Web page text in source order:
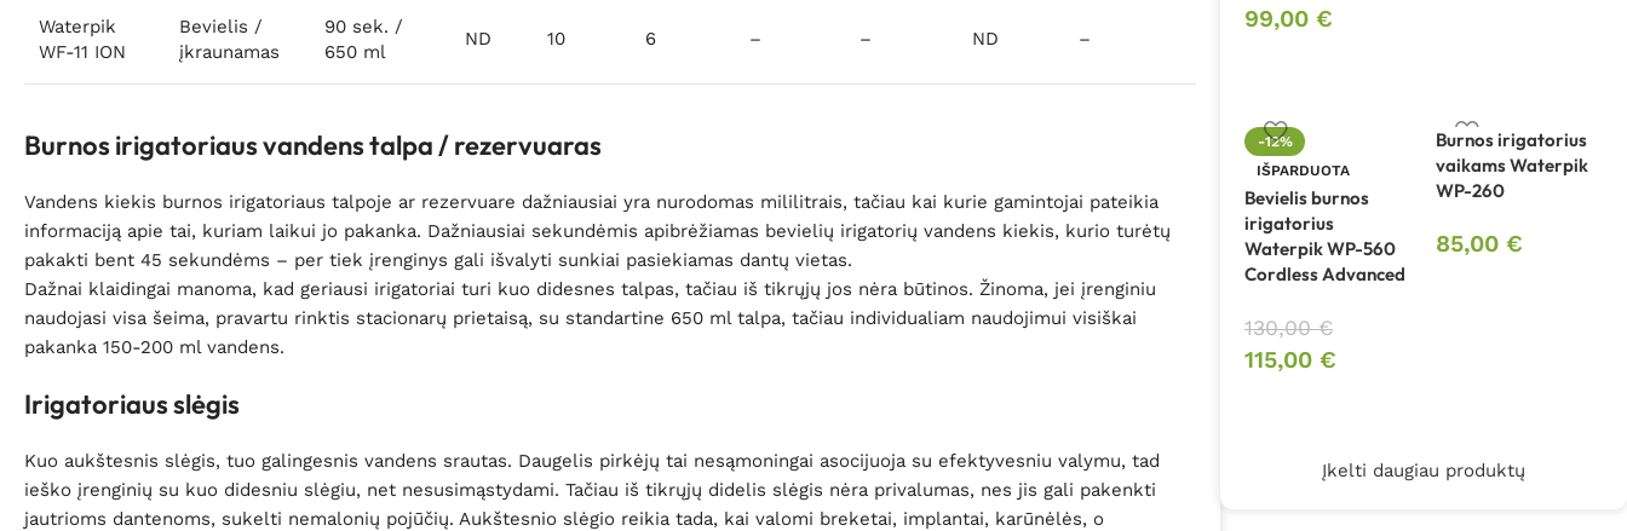
Waterpik
WF-11 ION
Bevielis /
įkraunamas
90 sek. /
650 ml
ND 10 6 – – ND –
Burnos irigatoriaus vandens talpa / rezervuaras
Vandens kiekis burnos irigatoriaus talpoje ar rezervuare dažniausiai yra nurodomas mililitrais, tačiau kai kurie gamintojai pateikia
informaciją apie tai, kuriam laikui jo pakanka. Dažniausiai sekundėmis apibrėžiamas bevielių irigatorių vandens kiekis, kurio turėtų
pakakti bent 45 sekundėms – per tiek įrenginys gali išvalyti sunkiai pasiekiamas dantų vietas.
Dažnai klaidingai manoma, kad geriausi irigatoriai turi kuo didesnes talpas, tačiau iš tikrųjų jos nėra būtinos. Žinoma, jei įrenginiu
naudojasi visa šeima, pravartu rinktis stacionarų prietaisą, su standartine 650 ml talpa, tačiau individualiam naudojimui visiškai
pakanka 150-200 ml vandens.
Irigatoriaus slėgis
Kuo aukštesnis slėgis, tuo galingesnis vandens srautas. Daugelis pirkėjų tai nesąmoningai asocijuoja su efektyvesniu valymu, tad
ieško įrenginių su kuo didesniu slėgiu, net nesusimąstydami. Tačiau iš tikrųjų didelis slėgis nėra privalumas, nes jis gali pakenkti
jautrioms dantenoms, sukelti nemalonių pojūčių. Aukštesnio slėgio reikia tada, kai valomi breketai, implantai, karūnėlės, o
99,00 €
-12%
IŠPARDUOTA
Bevielis burnos
irigatorius
Waterpik WP-560
Cordless Advanced
130,00€
115,00 €
Burnos irigatorius
vaikams Waterpik
WP-260
85,00 €
Įkelti daugiau produktų